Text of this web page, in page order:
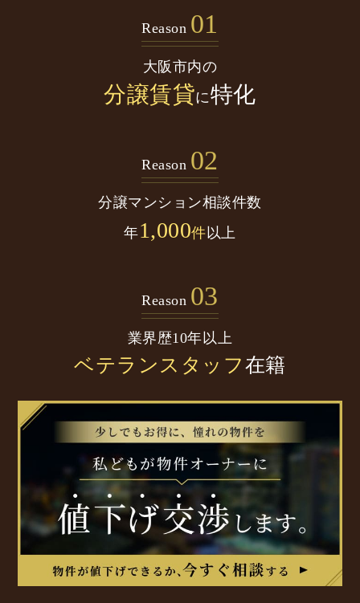
Reason 01
大阪市内の
分譲賃貸に特化
Reason 02
分譲マンション相談件数
年1,000件以上
Reason 03
業界歴10年以上
ベテランスタッフ在籍